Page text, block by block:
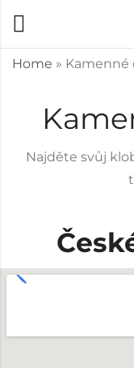
Najděte svůj
Home » Kamenné